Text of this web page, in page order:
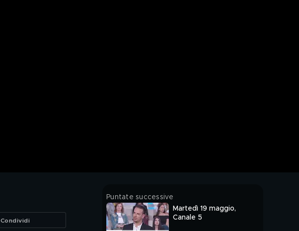
Condividi
Puntate successive
Martedì 19 maggio,
Canale 5